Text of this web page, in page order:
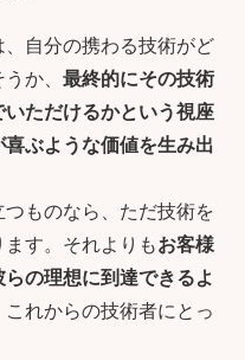
自分の携わる技術がど
うか、最終的にその技術
ただけるかという視座
ぶような価値を生み出
ものなら、ただ技術を
す。それよりもお客様
の理想に到達できるよ
これからの技術者にとっ